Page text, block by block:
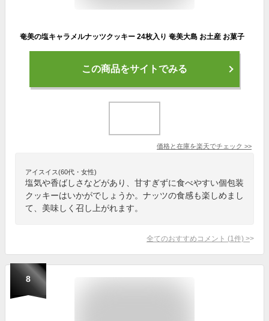
奄美の塩キャラメルナッツクッキー 24枚入り 奄美大島 お土産 お菓子
この商品をサイトでみる
価格と在庫を楽天でチェック >>
アイスイス(60代・女性)
塩気や香ばしさなどがあり、甘すぎずに食べやすい個包装
クッキーはいかがでしょうか。ナッツの食感も楽しめまし
て、美味しく召し上がれます。
全てのおすすめコメント (1 件) >
8